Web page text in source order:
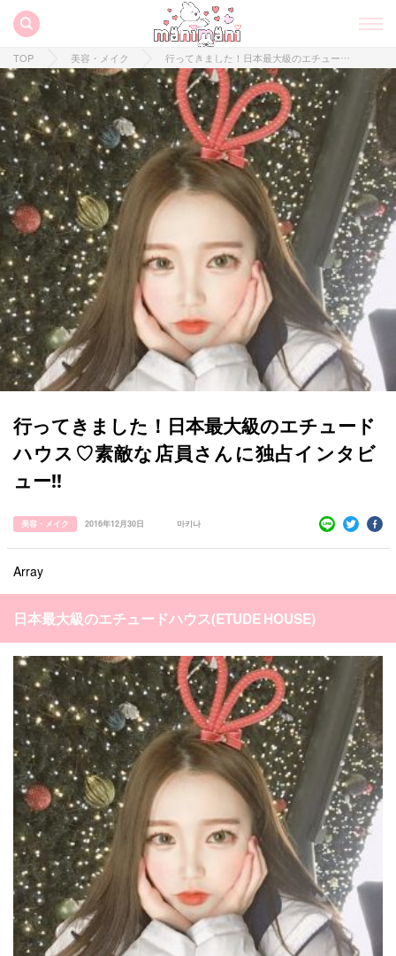
すべての記事
タグ一覧
キュレーター一覧
運営会社
利用規約
プライバシーポリシー
お問い合わせ
韓国 オルチャン 韓国コスメ 韓国トレンド
メイク k-pop コスメ ファッション
kpop トレンド 韓国メイク
オルチャンメイク twice 人気 アイドル
韓国ドラマ かわいい
TOP 美容・メイク 行ってきました！日本最大級のエチュードハウス♡素敵な店員さんに独占インタビュー‼︎
行ってきました！日本最大級のエチュード
ハウス♡素敵な店員さんに独占インタビ
ュー‼︎
美容・メイク 2016年12月30日 마키나
Array
日本最大級のエチュードハウス(ETUDE HOUSE)